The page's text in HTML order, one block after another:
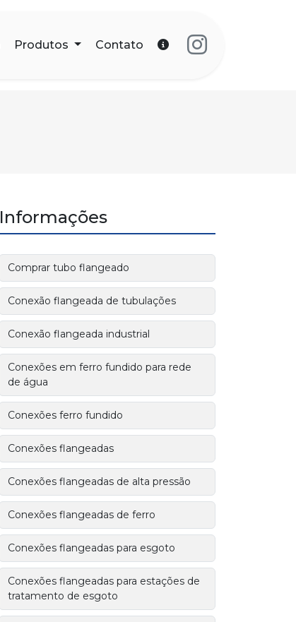
Produtos Contato
Informações
Comprar tubo flangeado
Conexão flangeada de tubulações
Conexão flangeada industrial
Conexões em ferro fundido para rede
de água
Conexões ferro fundido
Conexões flangeadas
Conexões flangeadas de alta pressão
Conexões flangeadas de ferro
Conexões flangeadas para esgoto
Conexões flangeadas para estações de
tratamento de esgoto